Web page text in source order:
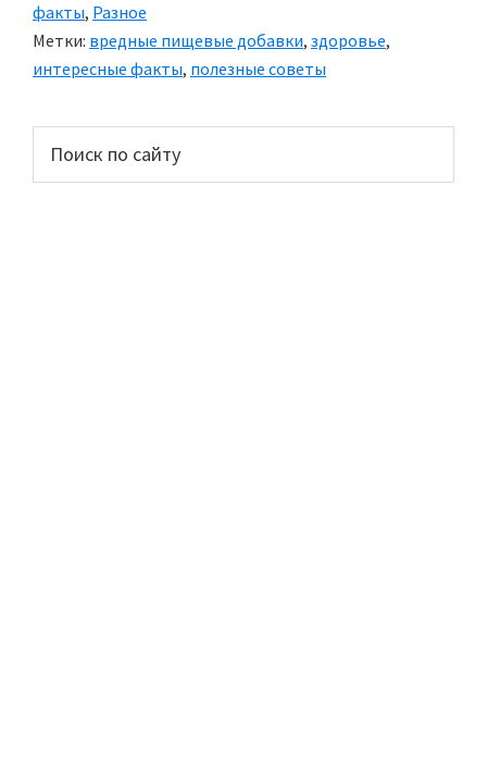
факты, Разное
Метки: вредные пищевые добавки, здоровье,
интересные факты, полезные советы
Основной
сайдбар